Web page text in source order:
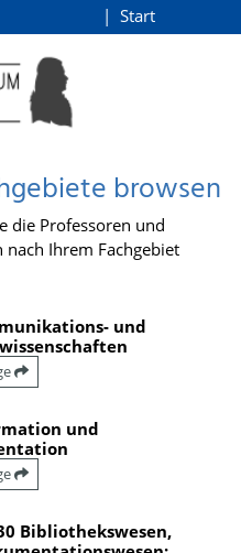
Start
browsen
die Professoren und
nach Ihrem Fachgebiet
und
und
Bibliothekswesen,